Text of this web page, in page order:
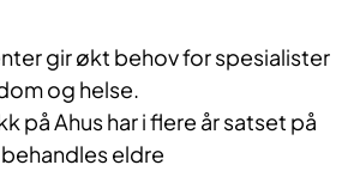
gir økt behov for spesialister
og helse.
på Ahus har i flere år satset på
eldre